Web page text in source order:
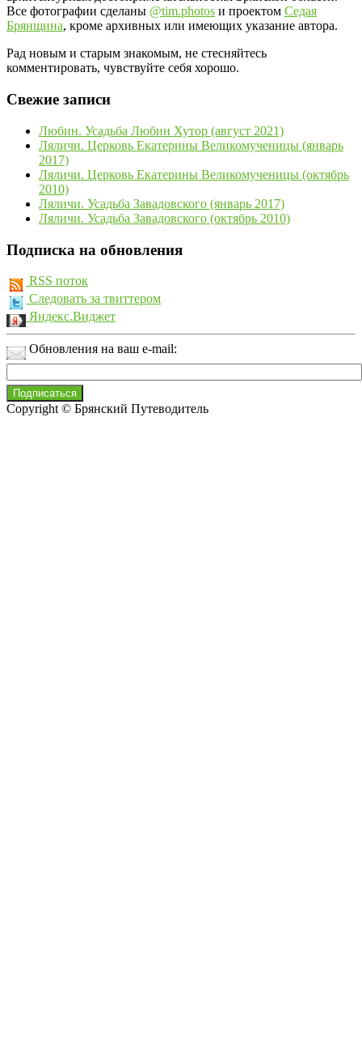
Все фотографии сделаны @tim.photos и проектом Седая
Брянщина, кроме архивных или имеющих указание автора.
Рад новым и старым знакомым, не стесняйтесь
комментировать, чувствуйте себя хорошо.
Свежие записи
Любин. Усадьба Любин Хутор (август 2021)
Ляличи. Церковь Екатерины Великомученицы (январь
2017)
Ляличи. Церковь Екатерины Великомученицы (октябрь
2010)
Ляличи. Усадьба Завадовского (январь 2017)
Ляличи. Усадьба Завадовского (октябрь 2010)
Подписка на обновления
RSS поток
Следовать за твиттером
Яндекс.Виджет
Обновления на ваш e-mail:
Copyright © Брянский Путеводитель